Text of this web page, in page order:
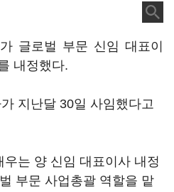
가 글로벌 부문 신임 대표이
내정했다.
지난달 30일 사임했다고
는 양 신임 대표이사 내정
부문 사업총괄 역할을 맡